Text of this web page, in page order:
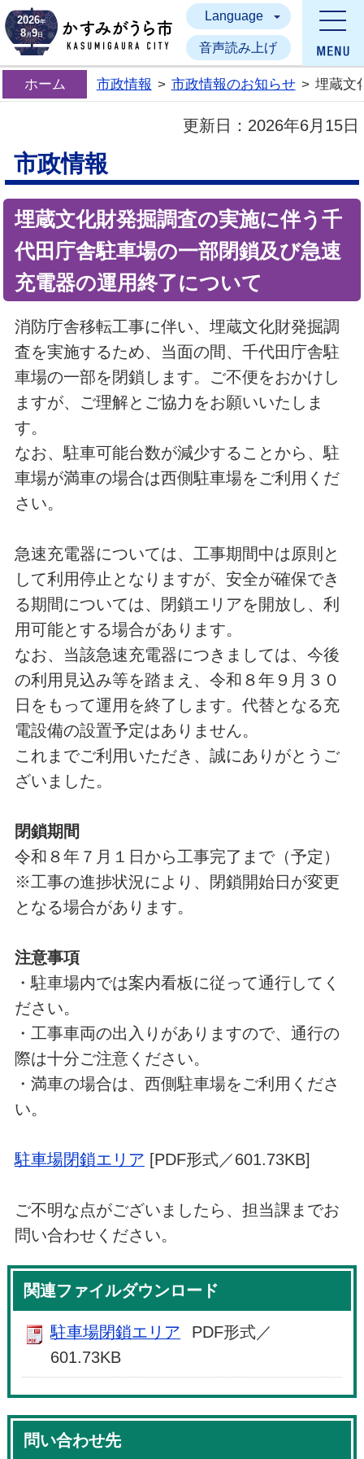
かすみがうら市
2026年
8月9日
Language
音声読み上げ
ホーム 市政情報 > 市政情報のお知らせ > 埋蔵文
更新日： 2026年6月15日
市政情報
埋蔵文化財発掘調査の実施に伴う千
代田庁舎駐車場の一部閉鎖及び急速
充電器の運用終了について
消防庁舎移転工事に伴い、埋蔵文化財発掘調
査を実施するため、当面の間、千代田庁舎駐
車場の一部を閉鎖します。ご不便をおかけし
ますが、ご理解とご協力をお願いいたしま
す。
なお、駐車可能台数が減少することから、駐
車場が満車の場合は西側駐車場をご利用くだ
さい。
急速充電器については、工事期間中は原則と
して利用停止となりますが、安全が確保でき
る期間については、閉鎖エリアを開放し、利
用可能とする場合があります。
なお、当該急速充電器につきましては、今後
の利用見込み等を踏まえ、令和８年９月３０
日をもって運用を終了します。代替となる充
電設備の設置予定はありません。
これまでご利用いただき、誠にありがとうご
ざいました。
閉鎖期間
令和８年７月１日から工事完了まで（予定）
※工事の進捗状況により、閉鎖開始日が変更
となる場合があります。
注意事項
・駐車場内では案内看板に従って通行してく
ださい。
・工事車両の出入りがありますので、通行の
際は十分ご注意ください。
・満車の場合は、西側駐車場をご利用くださ
い。
駐車場閉鎖エリア [PDF形式／601.73KB]
ご不明な点がございましたら、担当課までお
問い合わせください。
関連ファイルダウンロード
駐車場閉鎖エリア
PDF形式／
601.73KB
問い合わせ先